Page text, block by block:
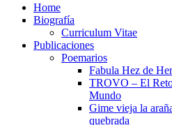
Home
Biografía
Curriculum Vitae​
Publicaciones
Poemarios
Fabula Hez de
TROVO – El
Mundo
Gime vieja la
quebrada